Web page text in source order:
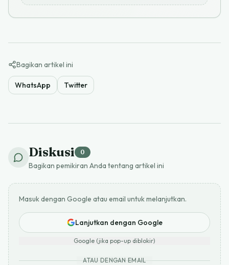
Bagikan artikel ini
WhatsApp Twitter
Diskusi 0
Bagikan pemikiran Anda tentang artikel ini
Masuk dengan Google atau email untuk melanjutkan.
Lanjutkan dengan Google
Google (jika pop-up diblokir)
ATAU DENGAN EMAIL